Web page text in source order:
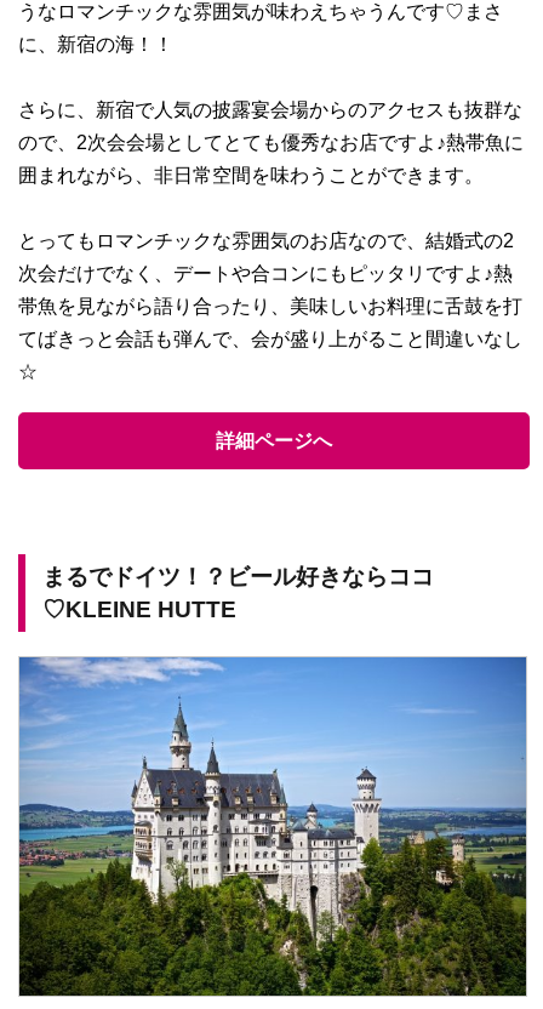
うなロマンチックな雰囲気が味わえちゃうんです♡まさ
に、新宿の海！！
さらに、新宿で人気の披露宴会場からのアクセスも抜群な
ので、2次会会場としてとても優秀なお店ですよ♪熱帯魚に
囲まれながら、非日常空間を味わうことができます。
とってもロマンチックな雰囲気のお店なので、結婚式の2
次会だけでなく、デートや合コンにもピッタリですよ♪熱
帯魚を見ながら語り合ったり、美味しいお料理に舌鼓を打
てばきっと会話も弾んで、会が盛り上がること間違いなし
☆
詳細ページへ
まるでドイツ！？ビール好きならココ
♡KLEINE HUTTE